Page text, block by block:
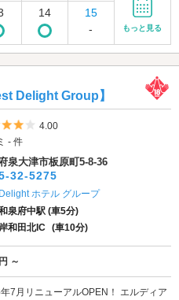
14
15
-
もっと見る
Delight Group】
5つ星のうち4
4.00
- 件
泉大津市板原町5-8-36
32-5275
ホテル グループ
泉府中駅 (車5分)
岸和田北IC (車10分)
～
ニューアルOPEN！ エルディア